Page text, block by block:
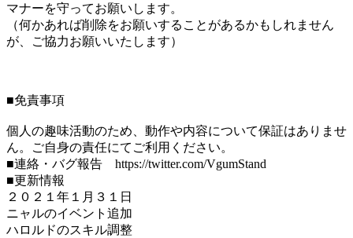
マナーを守ってお願いします。
（何かあれば削除をお願いすることがあるかもしれません
が、ご協力お願いいたします）
■免責事項
個人の趣味活動のため、動作や内容について保証はありませ
ん。ご自身の責任にてご利用ください。
■連絡・バグ報告 https://twitter.com/VgumStand
■更新情報
２０２１年１月３１日
ニャルのイベント追加
ハロルドのスキル調整